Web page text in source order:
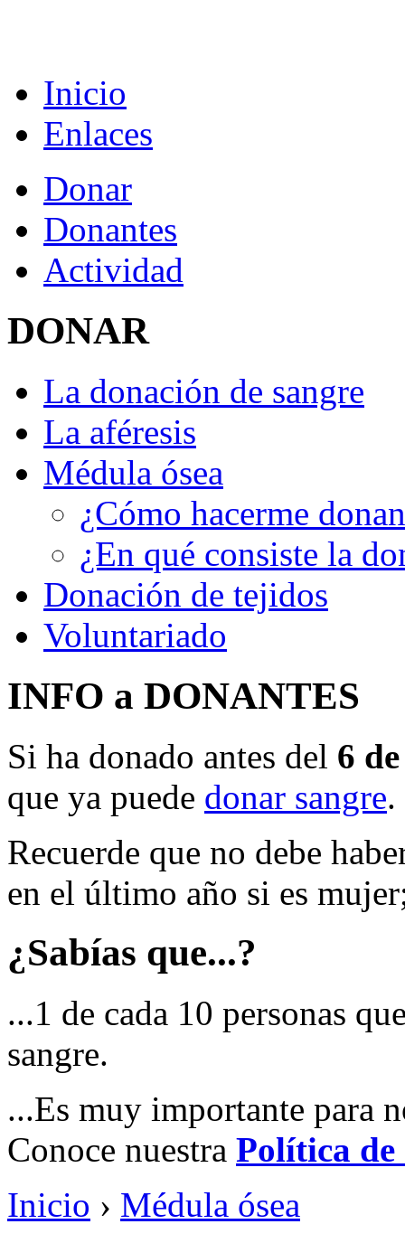
Inicio
Enlaces
Donar
Donantes
Actividad
DONAR
La donación de sangre
La aféresis
Médula ósea
¿Cómo hacerme
¿En qué consiste la
Donación de tejidos
Voluntariado
INFO a DONANTES
Si ha donado antes del 6
que ya puede donar sangre.
Recuerde que no debe
en el último año si es
¿Sabías que...?
...1 de cada 10 personas
sangre.
...Es muy importante para
Conoce nuestra Política
Inicio › Médula ósea